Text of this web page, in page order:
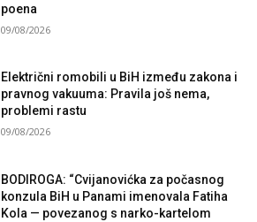
poena
09/08/2026
Električni romobili u BiH između zakona i
pravnog vakuuma: Pravila još nema,
problemi rastu
09/08/2026
BODIROGA: “Cvijanovićka za počasnog
konzula BiH u Panami imenovala Fatiha
Kola — povezanog s narko-kartelom